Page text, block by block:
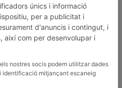
0
únics i informació
per a publicitat i
d'anuncis i contingut, i
així com per desenvolupar i
nostres socis podem utilitzar dades
identificació mitjançant escaneig